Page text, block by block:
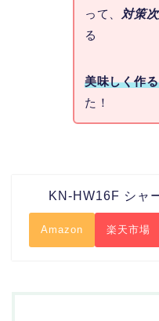
って、
対策
る
美味しく作
た！
KN-HW16F シャ
Amazon 楽天市場